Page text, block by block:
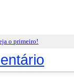
o primeiro!